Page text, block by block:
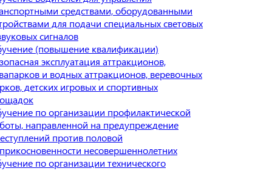
средствами, оборудованными
для подачи специальных световых
сигналов
(повышение квалификации)
эксплуатация аттракционов,
и водных аттракционов, веревочных
детских игровых и спортивных
по организации профилактической
направленной на предупреждение
против половой
несовершеннолетних
по организации технического